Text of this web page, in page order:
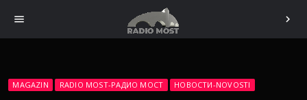
menu chevron_right
MAGAZIN RADIO MOST-РАДИО МОСТ НОВОСТИ-NOVOSTI